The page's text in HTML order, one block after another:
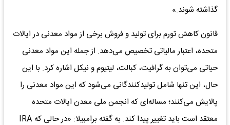
گذاشته شوند.»
قانون کاهش تورم برای تولید و فروش برخی از مواد معدنی در ایالات
متحده، اعتبار مالیاتی تخصیص می‌دهد. از جمله این مواد معدنی
حیاتی می‌توان به گرافیت، کبالت، لیتیوم و نیکل اشاره کرد. با این
حال، این تنها شامل تولیدکنندگانی می‌شود که این مواد معدنی را
پالایش می‌کنند؛ مساله‌ای که انجمن ملی معدن ایالات متحده
معتقد است باید تغییر پیدا کند. به گفته برامبیلا: «در حالی که IRA